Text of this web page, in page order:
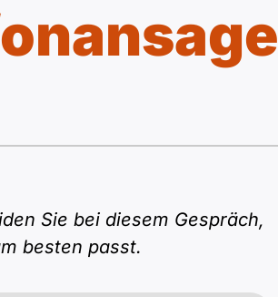
Sie bei diesem Gespräch,
besten passt.